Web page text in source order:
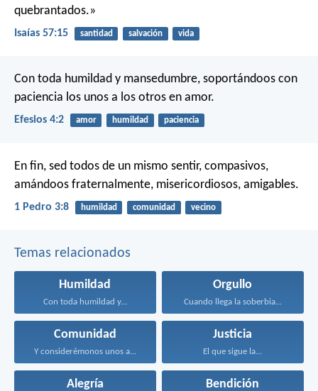
quebrantados.»
Isaías 57:15 santidad salvación vida
Con toda humildad y mansedumbre, soportándoos con
paciencia los unos a los otros en amor.
Efesios 4:2 amor humildad paciencia
En fin, sed todos de un mismo sentir, compasivos,
amándoos fraternalmente, misericordiosos, amigables.
1 Pedro 3:8 humildad comunidad vecino
Temas relacionados
Humildad
Con toda humildad y...
Orgullo
Cuando llega la soberbia...
Comunidad
Y considerémonos unos a...
Justicia
El que sigue la...
Alegría Bendición